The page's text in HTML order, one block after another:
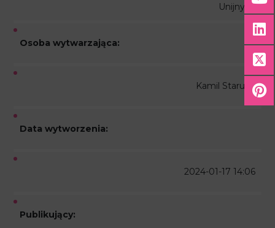
Unijnych
Osoba wytwarzająca:
Kamil Staruch
Data wytworzenia:
2024-01-17 14:06
Publikujący: